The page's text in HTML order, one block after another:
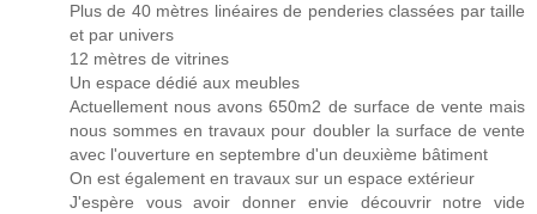
Plus de 40 mètres linéaires de penderies classées par taille
et par univers
12 mètres de vitrines
Un espace dédié aux meubles
Actuellement nous avons 650m2 de surface de vente mais
nous sommes en travaux pour doubler la surface de vente
avec l'ouverture en septembre d'un deuxième bâtiment
On est également en travaux sur un espace extérieur
J'espère vous avoir donner envie découvrir notre vide